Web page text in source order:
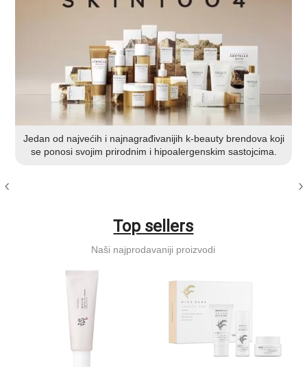
Jedan od najvećih i najnagrađivanijih k-beauty brendova koji
se ponosi svojim prirodnim i hipoalergenskim sastojcima.
Top sellers
Naši najprodavaniji proizvodi